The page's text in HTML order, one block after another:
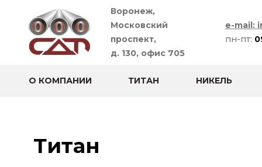
Воронеж,
Московский
проспект,
д. 130, офис 705
e-mail:
пн-пт:
О КОМПАНИИ ТИТАН НИКЕЛЬ
Титан